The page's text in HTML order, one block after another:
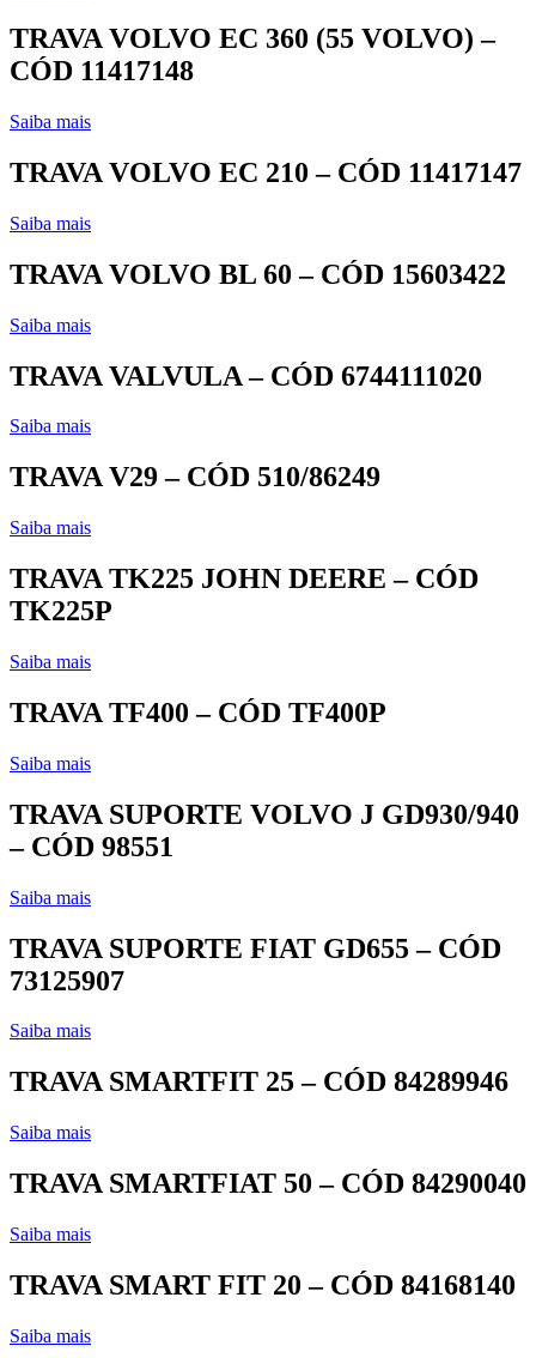
TRAVA VOLVO EC 360 (55 VOLVO) –
CÓD 11417148
Saiba mais
TRAVA VOLVO EC 210 – CÓD 11417147
Saiba mais
TRAVA VOLVO BL 60 – CÓD 15603422
Saiba mais
TRAVA VALVULA – CÓD 6744111020
Saiba mais
TRAVA V29 – CÓD 510/86249
Saiba mais
TRAVA TK225 JOHN DEERE – CÓD
TK225P
Saiba mais
TRAVA TF400 – CÓD TF400P
Saiba mais
TRAVA SUPORTE VOLVO J GD930/940
– CÓD 98551
Saiba mais
TRAVA SUPORTE FIAT GD655 – CÓD
73125907
Saiba mais
TRAVA SMARTFIT 25 – CÓD 84289946
Saiba mais
TRAVA SMARTFIAT 50 – CÓD 84290040
Saiba mais
TRAVA SMART FIT 20 – CÓD 84168140
Saiba mais